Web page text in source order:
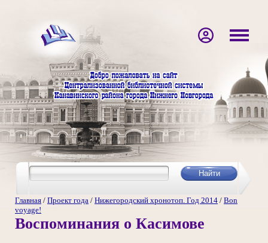
Главная / Проект года / Нижегородский хронотоп. Год 2014 / Bon
voyage!
Воспоминания о Касимове